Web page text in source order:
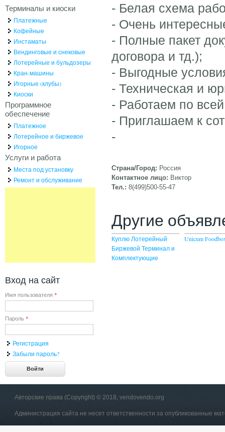
- Белая схема
- Очень
- Полные пакет
договора и тд.);
- Выгодные
- Техническая и
- Работаем по
- Приглашаем к
-
Страна/Город: Россия
Контактное лицо: Виктор
Тел.: 8(499)500-55-47
Другие
Куплю Лотерейный
Биржевой Терминал и
Комплектующие
Unicum
Терминалы и киоски
Платежные
Кофейные
Инстаматы
Вендинговые и снековые
Лотерейные и бульдозеры
Кран-машины
Игорные (клубы)
Киоски
Программное
обеспечение
Платежное
Лотерейное и биржевое
Игорное
Услуги и работа
Места под установку
Ремонт и обслуживание
Вход на сайт
Имя пользователя *
Пароль *
Регистрация
Забыли пароль?
Авторские права (Copyright) © 2018, vendovendo.org
Администрация сайта не несет ответственности за опубликованные